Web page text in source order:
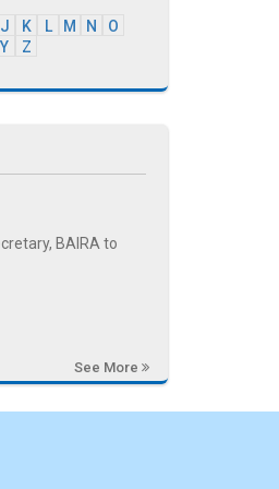
J K L M N
O
Y Z
BAIRA to
See More